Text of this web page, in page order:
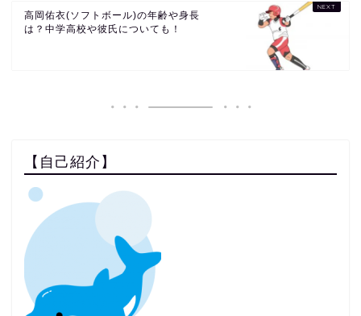
高岡佑衣(ソフトボール)の年齢や身長
は？中学高校や彼氏についても！
【自己紹介】